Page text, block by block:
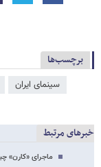
برچسب‌ها
سینمای ایران
خبرهای مرتبط
ماجرای «کارن»